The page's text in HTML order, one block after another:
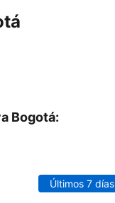
Bogotá:
Últimos 7 días